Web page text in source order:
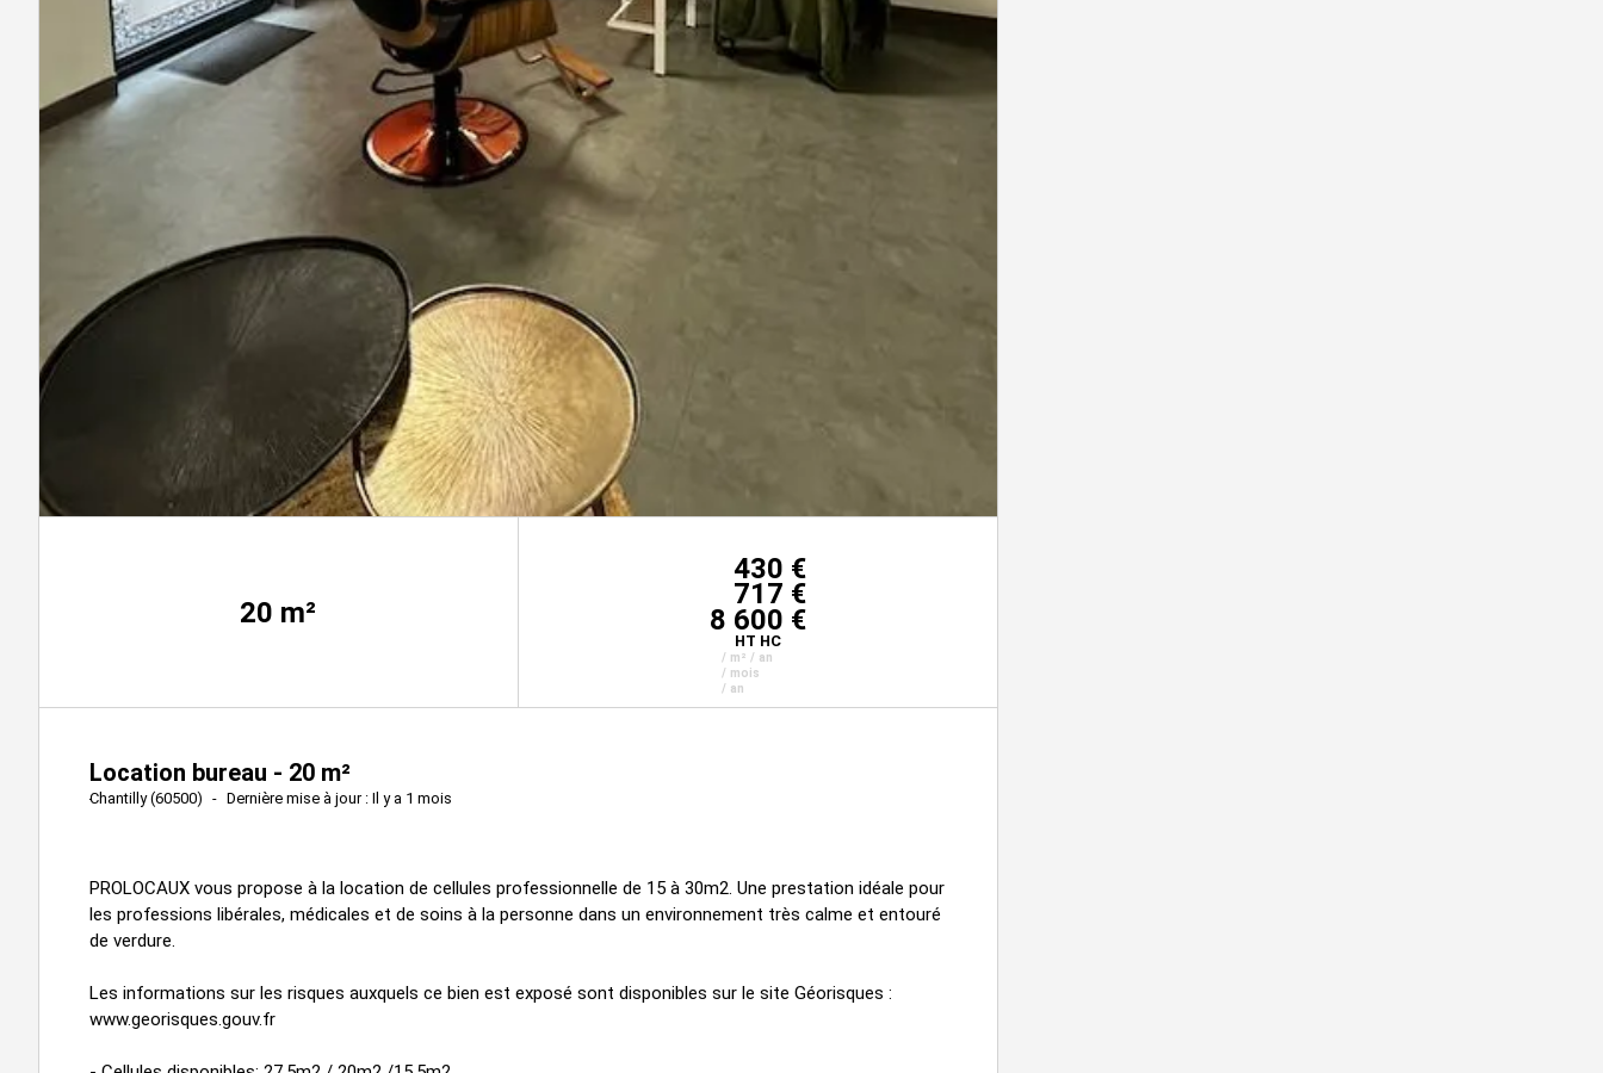
20 m²
430 €
717 €
8 600 €
HT HC
/ m² / an
/ mois
/ an
Location bureau - 20 m²
Chantilly (60500) Dernière mise à jour : Il y a 1 mois
PROLOCAUX vous propose à la location de cellules professionnelle de 15 à 30m2. Une prestation idéale pour
les professions libérales, médicales et de soins à la personne dans un environnement très calme et entouré
de verdure.
Les informations sur les risques auxquels ce bien est exposé sont disponibles sur le site Géorisques :
www.georisques.gouv.fr